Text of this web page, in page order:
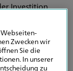
Investition
zur
in
Zwecken wir
Sie die
In unserer
zu